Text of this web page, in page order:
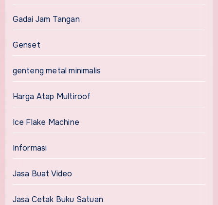
Gadai Jam Tangan
Genset
genteng metal minimalis
Harga Atap Multiroof
Ice Flake Machine
Informasi
Jasa Buat Video
Jasa Cetak Buku Satuan